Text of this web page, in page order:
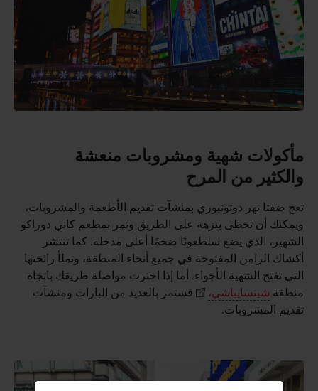
مأكولات شهية ومشروبات منعشة
والكثير من المرح
تعج ضفتا نهر دوتونبوري بمنشآت تقديم الأطعمة والمشروبات،
ويمكنك أن تحظى بنزهة على الطريق وتمر بمطعم كاني دوراكو
الشهير، الذي يضع سلطعونًا ضخمًا أعلى مدخله. كما تنتشر
أكشاك الرامِن المفتوحة في جميع أنحاء المنطقة، وتملأ رائحتها
التي تفتح الشهية الأجواء. أما إذا اخترت مواصلة طريقك باتجاه
منطقة شينسايباشي،
فستمر بالعديد من البارات ومنشآت
تقديم المشروبات.